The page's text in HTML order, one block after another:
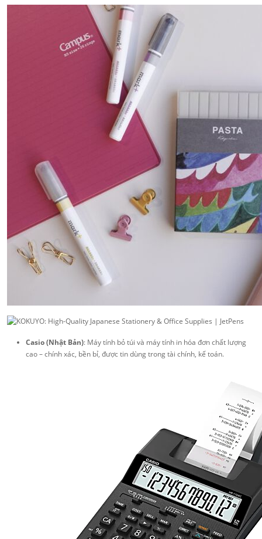
Casio (Nhật Bản): Máy tính bỏ túi và máy tính in hóa đơn chất lượng
cao – chính xác, bền bỉ, được tin dùng trong tài chính, kế toán.